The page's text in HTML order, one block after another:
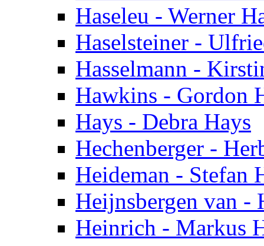
Haseleu - Werner
Haselsteiner -
Hasselmann -
Hawkins - Gordon
Hays - Debra Hays
Hechenberger -
Heideman - Stefan
Heijnsbergen van -
Heinrich - Markus